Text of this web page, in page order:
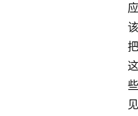
应
该
把
这
些
见